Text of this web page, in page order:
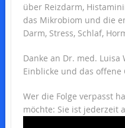
über Reizdarm,
das Mikrobiom und die
Darm, Stress, Schlaf,
Danke an Dr. med.
Einblicke und das offene
Wer die Folge verpasst
möchte: Sie ist jederzeit